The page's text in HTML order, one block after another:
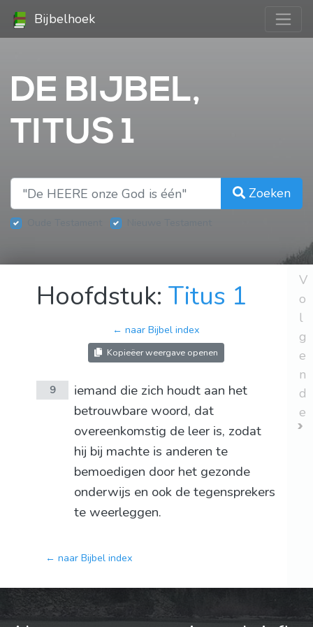
Bijbelhoek
DE BIJBEL,
TITUS 1
Zoeken
Hoofdstuk:Titus 1
← naar Bijbel index
Kopieëer weergave openen
9
iemand die zich houdt aan het
betrouwbare woord, dat
overeenkomstig de leer is, zodat
hij bij machte is anderen te
bemoedigen door het gezonde
onderwijs en ook de tegensprekers
te weerleggen.
← naar Bijbel index
V
o
l
g
e
n
d
e